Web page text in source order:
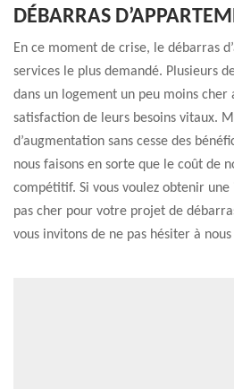
DÉBARRAS
En ce moment de crise, le débarras
services le plus demandé. Plusieurs
dans un logement un peu moins cher
satisfaction de leurs besoins vitaux.
d’augmentation sans cesse des
nous faisons en sorte que le coût de
compétitif. Si vous voulez obtenir
pas cher pour votre projet de
vous invitons de ne pas hésiter à